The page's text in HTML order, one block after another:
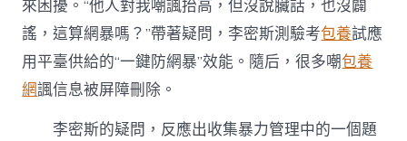
來困擾。“他人對我嘲諷抬高，但沒說臟話，也沒闢
謠，這算網暴嗎？”帶著疑問，李密斯測驗考包養試應
用平臺供給的“一鍵防網暴”效能。隨后，很多嘲包養
網諷信息被屏障刪除。
李密斯的疑問，反應出收集暴力管理中的一個題